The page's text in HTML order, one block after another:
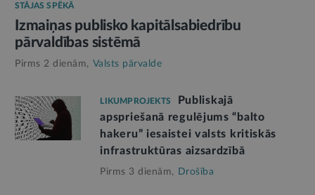
STĀJAS SPĒKĀ
Izmaiņas publisko kapitālsabiedrību
pārvaldības sistēmā
Pirms 2 dienām, Valsts pārvalde
LIKUMPROJEKTS
Publiskajā
apspriešanā regulējums “balto
hakeru” iesaistei valsts kritiskās
infrastruktūras aizsardzībā
Pirms 3 dienām, Drošība